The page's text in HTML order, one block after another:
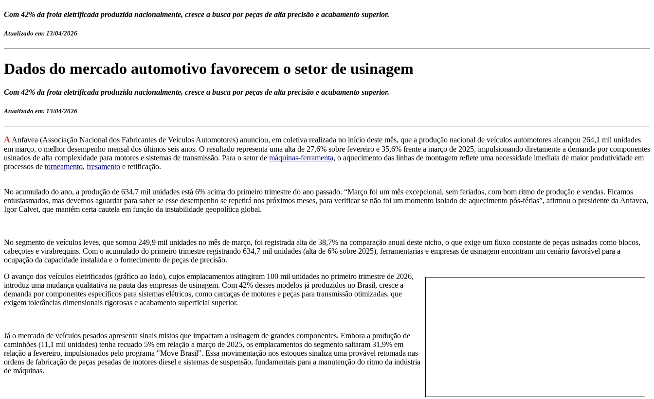
Com 42% da frota eletrificada produzida nacionalmente, cresce a busca por peças de alta precisão e acabamento superior.
Atualizado em: 13/04/2026
Dados do mercado automotivo favorecem o setor de usinagem
Com 42% da frota eletrificada produzida nacionalmente, cresce a busca por peças de alta precisão e acabamento superior.
Atualizado em: 13/04/2026
AAnfavea (Associação Nacional dos Fabricantes de Veículos Automotores) anunciou, em coletiva realizada no início deste mês, que a produção nacional de veículos automotores alcançou 264,1 mil unidades
em março, o melhor desempenho mensal dos últimos seis anos. O resultado representa uma alta de 27,6% sobre fevereiro e 35,6% frente a março de 2025, impulsionando diretamente a demanda por componentes
usinados de alta complexidade para motores e sistemas de transmissão. Para o setor de máquinas-ferramenta, o aquecimento das linhas de montagem reflete uma necessidade imediata de maior produtividade em
processos de torneamento, fresamento e retificação.
No acumulado do ano, a produção de 634,7 mil unidades está 6% acima do primeiro trimestre do ano passado. “Março foi um mês excepcional, sem feriados, com bom ritmo de produção e vendas. Ficamos
entusiasmados, mas devemos aguardar para saber se esse desempenho se repetirá nos próximos meses, para verificar se não foi um momento isolado de aquecimento pós-férias”, afirmou o presidente da Anfavea,
Igor Calvet, que mantém certa cautela em função da instabilidade geopolítica global.
No segmento de veículos leves, que somou 249,9 mil unidades no mês de março, foi registrada alta de 38,7% na comparação anual deste nicho, o que exige um fluxo constante de peças usinadas como blocos,
cabeçotes e virabrequins. Com o acumulado do primeiro trimestre registrando 634,7 mil unidades (alta de 6% sobre 2025), ferramentarias e empresas de usinagem encontram um cenário favorável para a
ocupação da capacidade instalada e o fornecimento de peças de precisão.
O avanço dos veículos eletrificados (gráfico ao lado), cujos emplacamentos atingiram 100 mil unidades no primeiro trimestre de 2026,
introduz uma mudança qualitativa na pauta das empresas de usinagem. Com 42% desses modelos já produzidos no Brasil, cresce a
demanda por componentes específicos para sistemas elétricos, como carcaças de motores e peças para transmissão otimizadas, que
exigem tolerâncias dimensionais rigorosas e acabamento superficial superior.
Já o mercado de veículos pesados apresenta sinais mistos que impactam a usinagem de grandes componentes. Embora a produção de
caminhões (11,1 mil unidades) tenha recuado 5% em relação a março de 2025, os emplacamentos do segmento saltaram 31,9% em
relação a fevereiro, impulsionados pelo programa "Move Brasil". Essa movimentação nos estoques sinaliza uma provável retomada nas
ordens de fabricação de peças pesadas de motores diesel e sistemas de suspensão, fundamentais para a manutenção do ritmo da indústria
de máquinas.